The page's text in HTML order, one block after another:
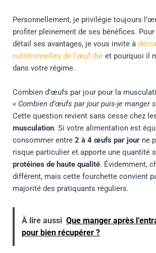
Personnellement, je privilégie toujours
profiter pleinement de ses bénéfices.
détail ses avantages, je vous invite à
nutritionnelles de l’œuf duret pourquoi il
dans votre régime.
Combien d’œufs par jour pour la
« Combien d’œufs par jour puis-je manger
Cette question revient sans cesse chez
musculation. Si votre alimentation est
consommer entre 2 à 4 œufs par journe
risque particulier et apporte une quantité
protéines de haute qualité. Évidemment,
différent, mais cette fourchette convient
majorité des pratiquants réguliers.
À lire aussi Que manger après
pour bien récupérer ?